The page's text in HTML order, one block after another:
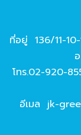
ที่อยู่ 136/11-
โทร.02-920-
อีเมล jk-